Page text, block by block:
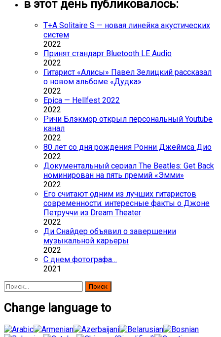
в этот день публиковалось:
T+A Solitaire S — новая линейка акустических
систем
2022
Принят стандарт Bluetooth LE Audio
2022
Гитарист «Алисы» Павел Зелицкий рассказал
о новом альбоме «Дудка»
2022
Epica — Hellfest 2022
2022
Ричи Блэкмор открыл персональный Youtube
канал
2022
80 лет со дня рождения Ронни Джеймса Дио
2022
Документальный сериал The Beatles: Get Back
номинирован на пять премий «Эмми»
2022
Его считают одним из лучших гитаристов
современности: интересные факты о Джоне
Петруччи из Dream Theater
2022
Ди Снайдер объявил о завершении
музыкальной карьеры
2022
С днем фотографа…
2021
Найти:
Change language to